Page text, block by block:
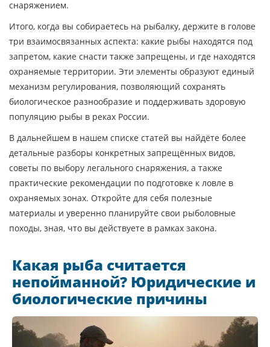
снаряжением.
Итого, когда вы собираетесь на рыбалку, держите в голове
три взаимосвязанных аспекта: какие рыбы находятся под
запретом, какие снасти также запрещены, и где находятся
охраняемые территории. Эти элементы образуют единый
механизм регулирования, позволяющий сохранять
биологическое разнообразие и поддерживать здоровую
популяцию рыбы в реках России.
В дальнейшем в нашем списке статей вы найдёте более
детальные разборы конкретных запрещённых видов,
советы по выбору легального снаряжения, а также
практические рекомендации по подготовке к ловле в
охраняемых зонах. Откройте для себя полезные
материалы и уверенно планируйте свои рыболовные
походы, зная, что вы действуете в рамках закона.
Какая рыба считается
непойманной? Юридические и
биологические причины